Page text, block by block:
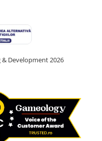
Development 2026